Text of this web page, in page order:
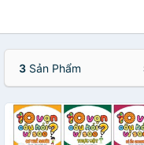
3 Sản Phẩm